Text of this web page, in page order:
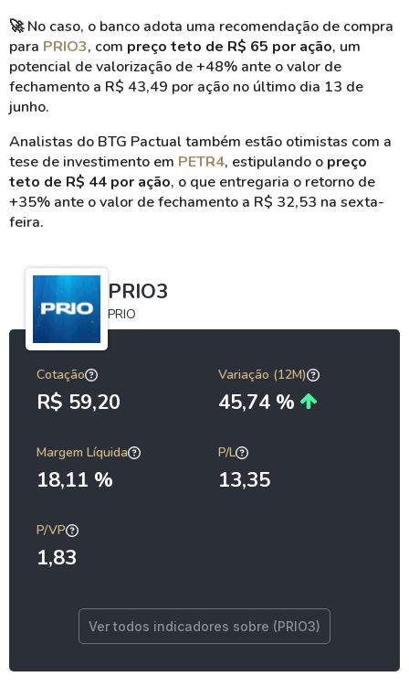
🚀No caso, o banco adota uma recomendação de compra
para PRIO3, com preço teto de R$ 65 por ação, um
potencial de valorização de +48% ante o valor de
fechamento a R$ 43,49 por ação no último dia 13 de
junho.
Analistas do BTG Pactual também estão otimistas com a
tese de investimento em PETR4, estipulando o preço
teto de R$ 44 por ação, o que entregaria o retorno de
+35% ante o valor de fechamento a R$ 32,53 na sexta-
feira.
PRIO3
PRIO
Cotação
R$ 59,20
Variação (12M)
45,74 %
Margem Líquida
18,11 %
P/L
13,35
P/VP
1,83
Ver todos indicadores sobre (PRIO3)